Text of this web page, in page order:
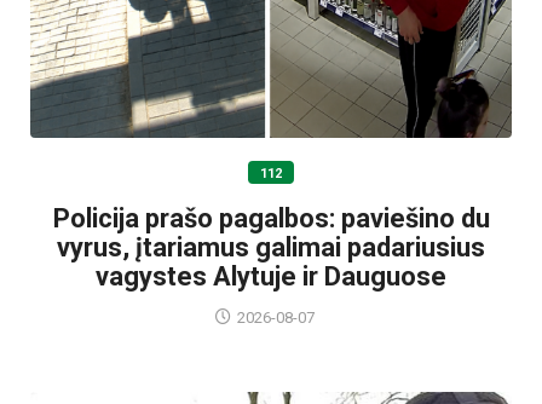
112
Policija prašo pagalbos: paviešino du
vyrus, įtariamus galimai padariusius
vagystes Alytuje ir Dauguose
2026-08-07